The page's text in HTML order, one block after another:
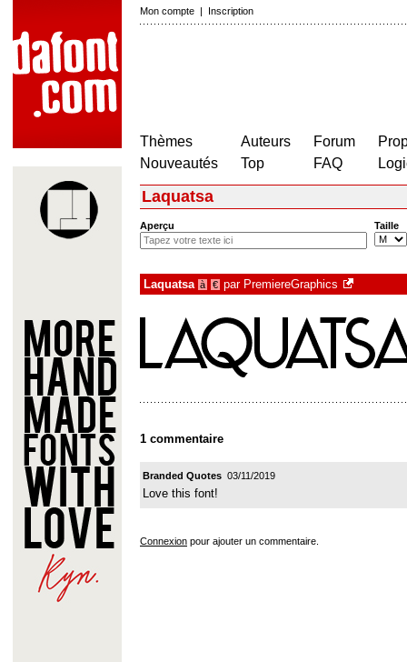
Mon compte | Inscription
Thèmes
Nouveautés
Auteurs
Top
Forum
FAQ
Laquatsa
Aperçu Taille
Laquatsa à € par PremiereGraphics
1 commentaire
Branded Quotes 03/11/2019
Love this font!
Connexion pour ajouter un commentaire.